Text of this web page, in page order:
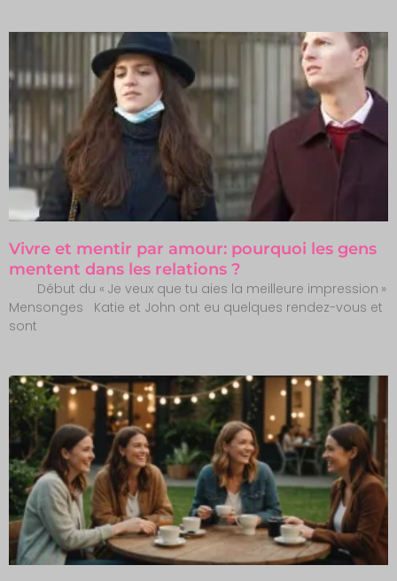
Vivre et mentir par amour: pourquoi les gens
mentent dans les relations ?
Début du « Je veux que tu aies la meilleure impression »
Mensonges Katie et John ont eu quelques rendez-vous et
sont